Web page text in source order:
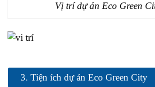
Vị trí dự án Eco Green
3. Tiện ích dự án Eco Green City